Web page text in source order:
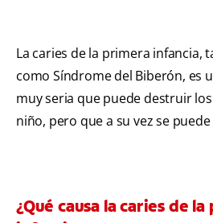
La caries de la primera infancia,
como Síndrome del Biberón, es
muy seria que puede destruir
niño, pero que a su vez se
¿Qué causa la caries de